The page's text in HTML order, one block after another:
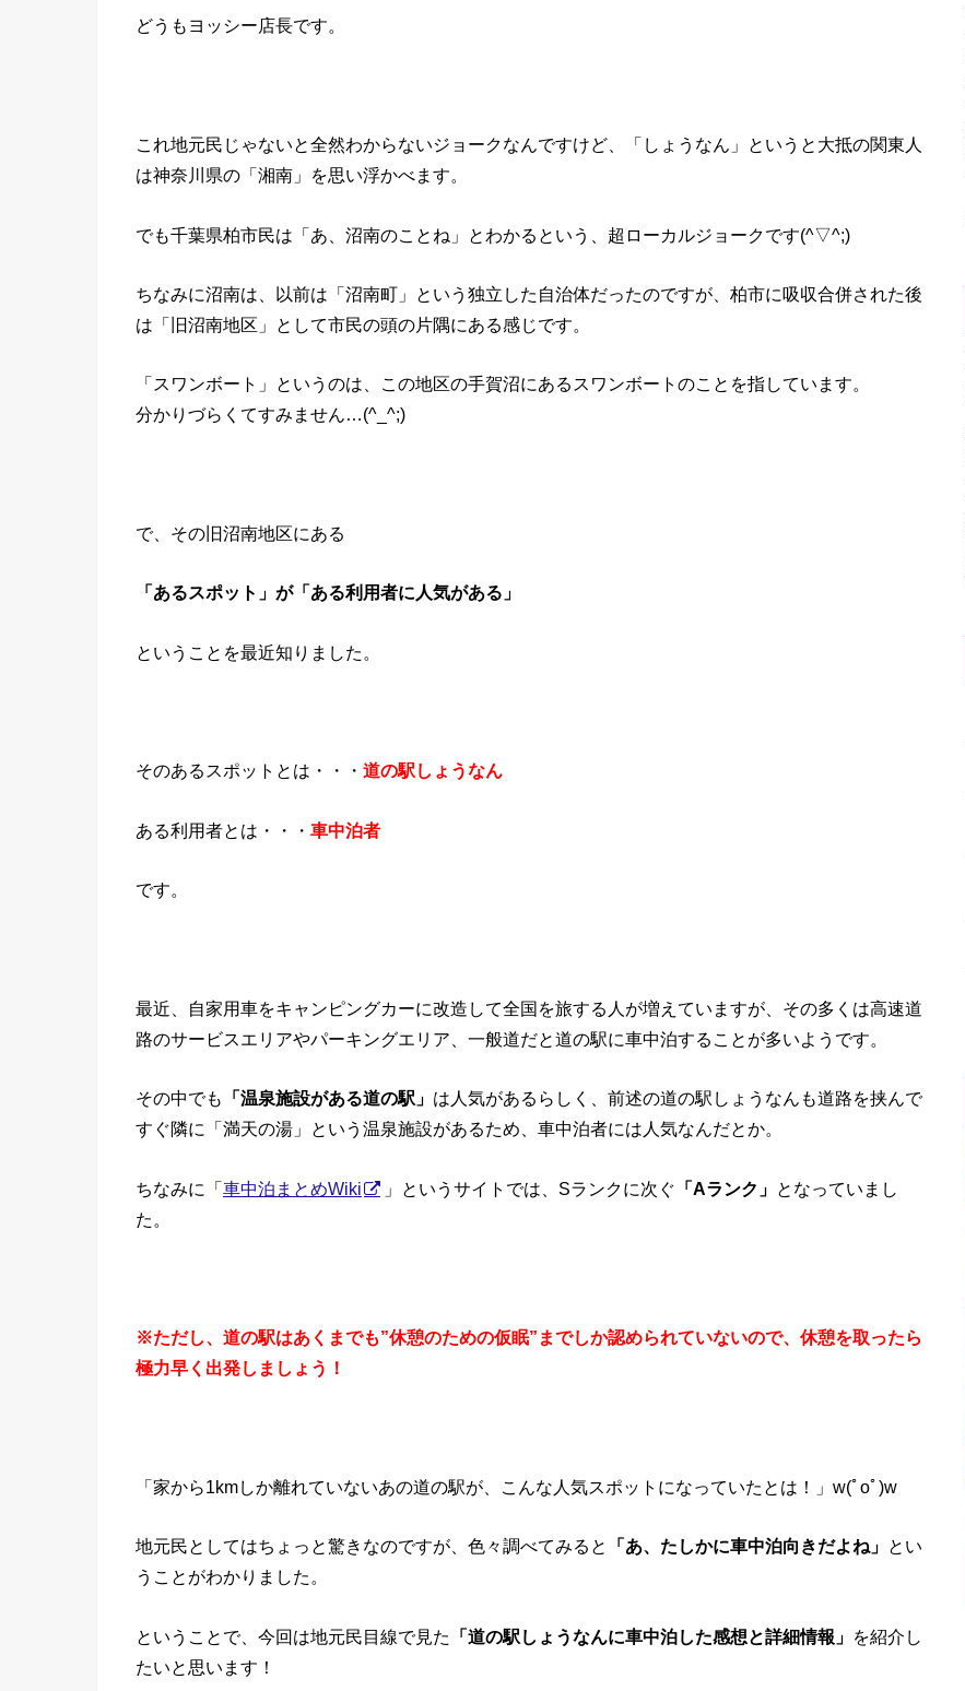
どうもヨッシー店長です。
これ地元民じゃないと全然わからないジョークなんですけど、「しょうなん」というと大抵の関東人
は神奈川県の「湘南」を思い浮かべます。
でも千葉県柏市民は「あ、沼南のことね」とわかるという、超ローカルジョークです(^▽^;)
ちなみに沼南は、以前は「沼南町」という独立した自治体だったのですが、柏市に吸収合併された後
は「旧沼南地区」として市民の頭の片隅にある感じです。
「スワンボート」というのは、この地区の手賀沼にあるスワンボートのことを指しています。
分かりづらくてすみません…(^_^;)
で、その旧沼南地区にある
「あるスポット」が「ある利用者に人気がある」
ということを最近知りました。
そのあるスポットとは・・・ 道の駅しょうなん
ある利用者とは・・・ 車中泊者
です。
最近、自家用車をキャンピングカーに改造して全国を旅する人が増えていますが、その多くは高速道
路のサービスエリアやパーキングエリア、一般道だと道の駅に車中泊することが多いようです。
その中でも 「温泉施設がある道の駅」 は人気があるらしく、前述の道の駅しょうなんも道路を挟んで
すぐ隣に「満天の湯」という温泉施設があるため、車中泊者には人気なんだとか。
ちなみに「車中泊まとめWiki 」というサイトでは、Sランクに次ぐ 「Aランク」
となっていまし
た。
※ただし、道の駅はあくまでも”休憩のための仮眠”までしか認められていないので、休憩を取ったら
極力早く出発しましょう！
「家から1kmしか離れていないあの道の駅が、こんな人気スポットになっていたとは！」w(ﾟoﾟ)w
地元民としてはちょっと驚きなのですが、色々調べてみると 「あ、たしかに車中泊向きだよね」 とい
うことがわかりました。
ということで、今回は地元民目線で見た 「道の駅しょうなんに車中泊した感想と詳細情報」 を紹介し
たいと思います！